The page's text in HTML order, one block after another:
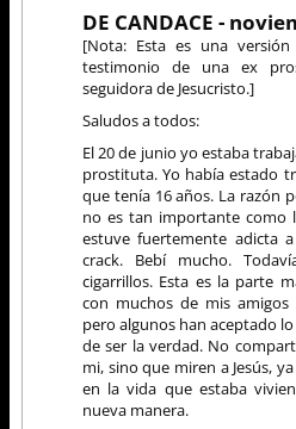
DE CANDACE -
[Nota: Esta es una
testimonio de una ex
seguidora de Jesucristo.]
Saludos a todos:
El 20 de junio yo estaba
prostituta. Yo había estado
que tenía 16 años. La razón
no es tan importante como
estuve fuertemente adicta
crack. Bebí mucho.
cigarrillos. Esta es la parte
con muchos de mis
pero algunos han aceptado
de ser la verdad. No
mi, sino que miren a Jesús,
en la vida que estaba
nueva manera.